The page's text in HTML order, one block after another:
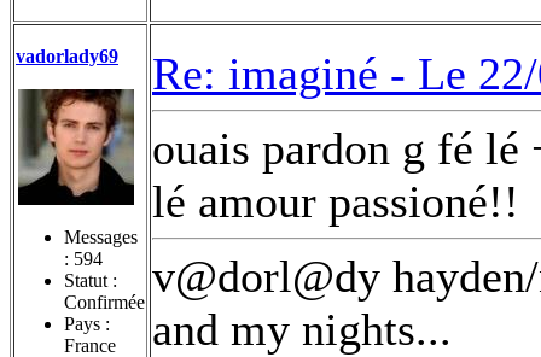
vadorlady69
Messages
: 594
Statut :
Confirmée
Pays :
France
Re: imaginé - Le
ouais pardon g fé lé
lé amour passioné!!
v@dorl@dy
and my nights...